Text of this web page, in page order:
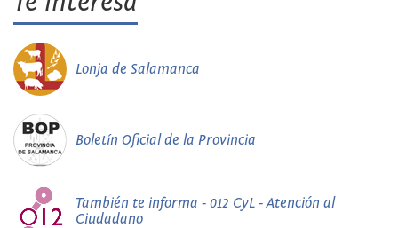
Lonja de Salamanca
Boletín Oficial de la Provincia
También te informa - 012 CyL - Atención al
Ciudadano